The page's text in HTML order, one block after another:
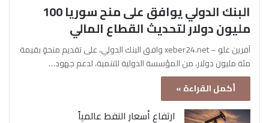
البنك الدولي يوافق على منح سوريا 100
مليون دولار لتحديث القطاع المالي
آفرين علو – xeber24.net وافق البنك الدولي، على تقديم منحةٍ بقيمة
مئة مليون دولار، من المؤسسة الدولية للتنمية، لدعم جهود…
أكمل القراءة »
ارتفاع أسعار النفط عالمياً